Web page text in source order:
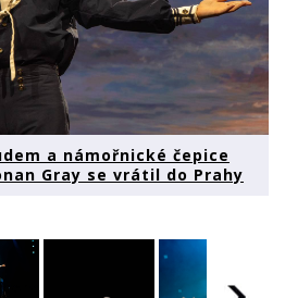
a námořnické čepice
Gray se vrátil do Prahy